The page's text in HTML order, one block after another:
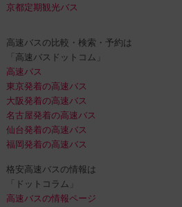
京都定期観光バス
高速バスの比較・検索・予約は
「高速バスドットコム」
高速バス
東京発着の高速バス
大阪発着の高速バス
名古屋発着の高速バス
仙台発着の高速バス
福岡発着の高速バス
格安高速バスの情報は
「ドットコラム」
高速バスの情報ページ